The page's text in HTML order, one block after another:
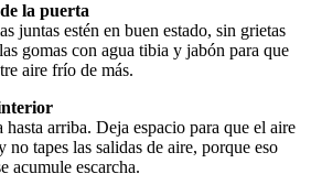
la puerta
juntas estén en buen estado, sin grietas
gomas con agua tibia y jabón para que
aire frío de más.
arriba. Deja espacio para que el aire
no tapes las salidas de aire, porque eso
acumule escarcha.